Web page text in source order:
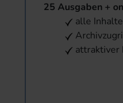
25 Ausgaben +
alle
attraktiver